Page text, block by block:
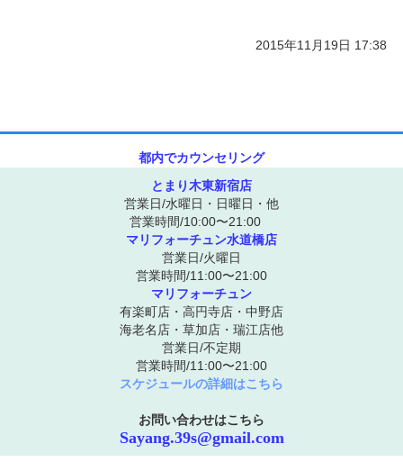
2015年11月19日 17:38
都内でカウンセリング
とまり木東新宿店
営業日/水曜日・日曜日・他
営業時間/10:00〜21:00
マリフォーチュン水道橋店
営業日/火曜日
営業時間/11:00〜21:00
マリフォーチュン
有楽町店・高円寺店・中野店
海老名店・草加店・瑞江店他
営業日/不定期
営業時間/11:00〜21:00
スケジュールの詳細はこちら
お問い合わせはこちら
Sayang.39s@gmail.com